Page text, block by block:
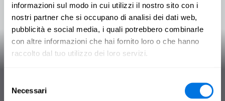
informazioni sul modo in cui utilizzi il nostro sito con i
nostri partner che si occupano di analisi dei dati web,
pubblicità e social media, i quali potrebbero combinarle
con altre informazioni che hai fornito loro o che hanno
raccolto dal tuo utilizzo dei loro servizi.
delNecessari
Disinformazione
SecPedia